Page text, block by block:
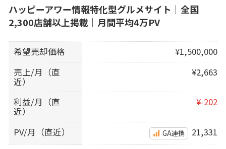
ハッピーアワー情報特化型グルメサイト｜全国
2,300店舗以上掲載｜月間平均4万PV
希望売却価格
¥1,500,000
売上/月（直
近）
¥2,663
利益/月（直
近）
¥-202
PV/月（直近） GA連携 21,331